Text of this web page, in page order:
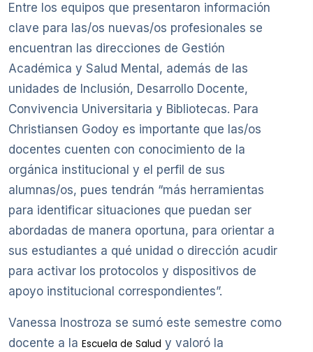
Entre los equipos que presentaron información
clave para las/os nuevas/os profesionales se
encuentran las direcciones de Gestión
Académica y Salud Mental, además de las
unidades de Inclusión, Desarrollo Docente,
Convivencia Universitaria y Bibliotecas. Para
Christiansen Godoy es importante que las/os
docentes cuenten con conocimiento de la
orgánica institucional y el perfil de sus
alumnas/os, pues tendrán “más herramientas
para identificar situaciones que puedan ser
abordadas de manera oportuna, para orientar a
sus estudiantes a qué unidad o dirección acudir
para activar los protocolos y dispositivos de
apoyo institucional correspondientes”.
Vanessa Inostroza se sumó este semestre como
docente a la Escuela de Salud y valoró la